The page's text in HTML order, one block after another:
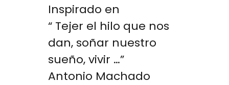
Inspirado en
“ Tejer el hilo que nos
dan, soñar nuestro
sueño, vivir …”
Antonio Machado